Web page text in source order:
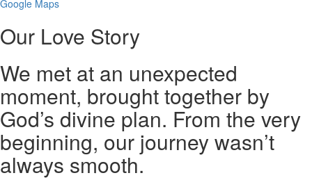
Google Maps
Our Love Story
We met at an unexpected
moment, brought together by
God’s divine plan. From the very
beginning, our journey wasn’t
always smooth.